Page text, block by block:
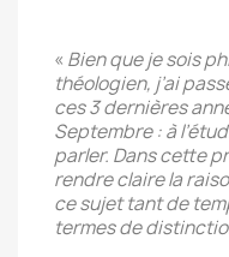
« Bien que je sois
théologien, j’ai
ces 3 dernières
Septembre : à
parler. Dans cette
rendre claire la
ce sujet tant de
termes de